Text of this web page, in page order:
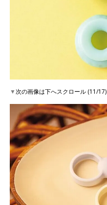
▼次の画像は下へスクロール (11/17)